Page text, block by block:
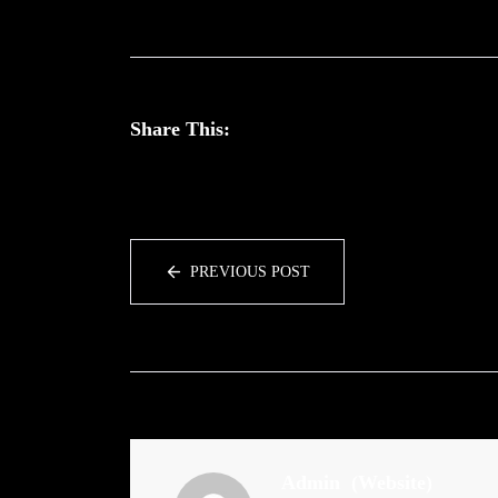
Share This:
PREVIOUS POST